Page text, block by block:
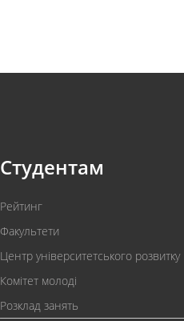
Студентам
Рейтинг
Факультети
Центр університетського розвитку
Комітет молоді
Розклад занять